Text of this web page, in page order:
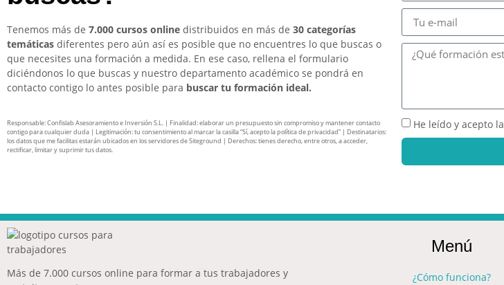
Tenemos más de 7.000 cursos online distribuidos en más de 30 categorías
temáticas diferentes pero aún así es posible que no encuentres lo que buscas o
que necesites una formación a medida. En ese caso, rellena el formulario
diciéndonos lo que buscas y nuestro departamento académico se pondrá en
contacto contigo lo antes posible para buscar tu formación ideal.
Responsable: Confislab Asesoramiento e Inversión S.L. | Finalidad: elaborar un presupuesto sin compromiso y mantener contacto
contigo para cualquier duda | Legitimación: tu consentimiento al marcar la casilla “Sí, acepto la política de privacidad” | Destinatarios:
los datos que me facilitas estarán ubicados en los servidores de Siteground | Derechos: tienes derecho, entre otros, a acceder,
rectificar, limitar y suprimir tus datos.
He leído y acepto la
Más de 7.000 cursos online para formar a tus trabajadores y
Menú
¿Cómo funciona?